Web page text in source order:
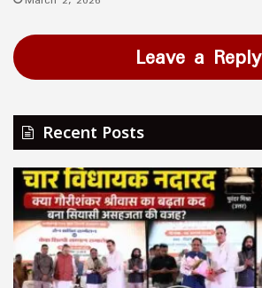
Leave a Reply
Recent Posts